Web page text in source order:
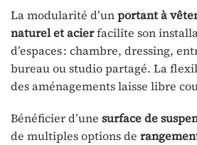
La modularité d’unportant à
naturel et acierfacilite son
d’espaces : chambre, dressing,
bureau ou studio partagé. La
des aménagements laisse libre
Bénéficier d’une surface de
de multiples options de